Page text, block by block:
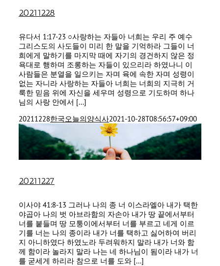
20211228
유다서 1:17-23 ○사랑하는 자들아 너희는 우리 주 예수
그리스도의 사도들이 미리 한 말을 기억하라 그들이 너
희에게 말하기를 마지막 때에 자기의 경건하지 않은 정
욕대로 행하며 조롱하는 자들이 있으리라 하였나니 이
사람들은 분열을 일으키는 자며 육에 속한 자며 성령이
없는 자니라 사랑하는 자들아 너희는 너희의 지극히 거
룩한 믿음 위에 자신을 세우며 성령으로 기도하며 하나
님의 사랑 안에서 [...]
20211228한국오늘의양식사2021-10-28T08:56:57+09:00
20211227
이사야 41:8-13 그러나 나의 종 너 이스라엘아 내가 택한
야곱아 나의 벗 아브라함의 자손아 내가 땅 끝에서부터
너를 붙들며 땅 모퉁이에서부터 너를 부르고 네게 이르
기를 너는 나의 종이라 내가 너를 택하고 싫어하여 버리
지 아니하였다 하였노라 두려워하지 말라 내가 너와 함
께 함이라 놀라지 말라 나는 네 하나님이 됨이라 내가 너
를 굳세게 하리라 참으로 너를 도와 [...]